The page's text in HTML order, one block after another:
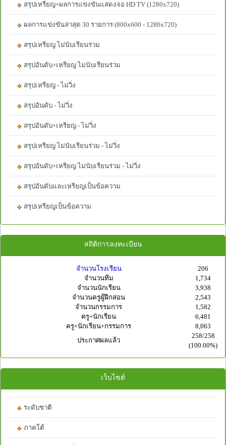
สรุปเหรียญ+ผลการแข่งขันแสดงจอ HD TV (1280x720)
ผลการแข่งขันล่าสุด 30 รายการ (800x600 - 1280x720)
สรุปเหรียญ ไม่นับเรียนร่วม
สรุปอันดับ+เหรียญ ไม่นับเรียนร่วม
สรุปเหรียญ - ไม่วิ่ง
สรุปอันดับ - ไม่วิ่ง
สรุปอันดับ+เหรียญ - ไม่วิ่ง
สรุปเหรียญ ไม่นับเรียนร่วม - ไม่วิ่ง
สรุปอันดับ+เหรียญ ไม่นับเรียนร่วม - ไม่วิ่ง
สรุปอันดับและเหรียญเป็นข้อความ
สรุปเหรียญเป็นข้อความ
สถิติการลงทะเบียน
จำนวนโรงเรียน
206
จำนวนทีม
1,734
จำนวนนักเรียน
3,938
จำนวนครูผู้ฝึกสอน
2,543
จำนวนกรรมการ
1,582
ครู+นักเรียน
6,481
ครู+นักเรียน+กรรมการ
8,063
ประกาศผลแล้ว
258/258
(100.00%)
เว็บไซต์
ระดับชาติ
ภาคใต้